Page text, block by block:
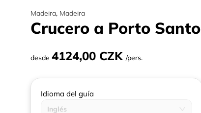
Madeira, Madeira
Crucero a Porto Santo
desde 4124,00 CZK /pers.
Idioma del guía
Inglés